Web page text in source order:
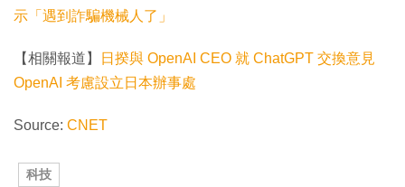
示「遇到詐騙機械人了」
【相關報道】
日揆與 OpenAI CEO 就 ChatGPT 交換意見
OpenAI 考慮設立日本辦事處
Source: CNET
科技